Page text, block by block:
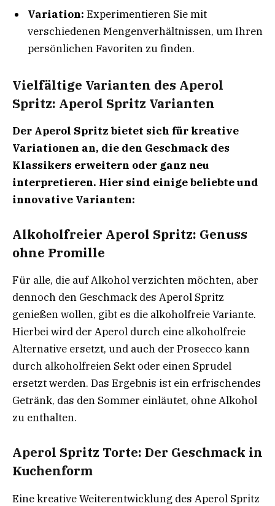
Variation: Experimentieren Sie mit
verschiedenen Mengenverhältnissen, um Ihren
persönlichen Favoriten zu finden.
Vielfältige Varianten des Aperol
Spritz: Aperol Spritz Varianten
Der Aperol Spritz bietet sich für kreative
Variationen an, die den Geschmack des
Klassikers erweitern oder ganz neu
interpretieren. Hier sind einige beliebte und
innovative Varianten:
Alkoholfreier Aperol Spritz: Genuss
ohne Promille
Für alle, die auf Alkohol verzichten möchten, aber
dennoch den Geschmack des Aperol Spritz
genießen wollen, gibt es die alkoholfreie Variante.
Hierbei wird der Aperol durch eine alkoholfreie
Alternative ersetzt, und auch der Prosecco kann
durch alkoholfreien Sekt oder einen Sprudel
ersetzt werden. Das Ergebnis ist ein erfrischendes
Getränk, das den Sommer einläutet, ohne Alkohol
zu enthalten.
Aperol Spritz Torte: Der Geschmack in
Kuchenform
Eine kreative Weiterentwicklung des Aperol Spritz